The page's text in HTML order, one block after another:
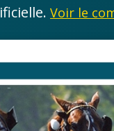
Voir le